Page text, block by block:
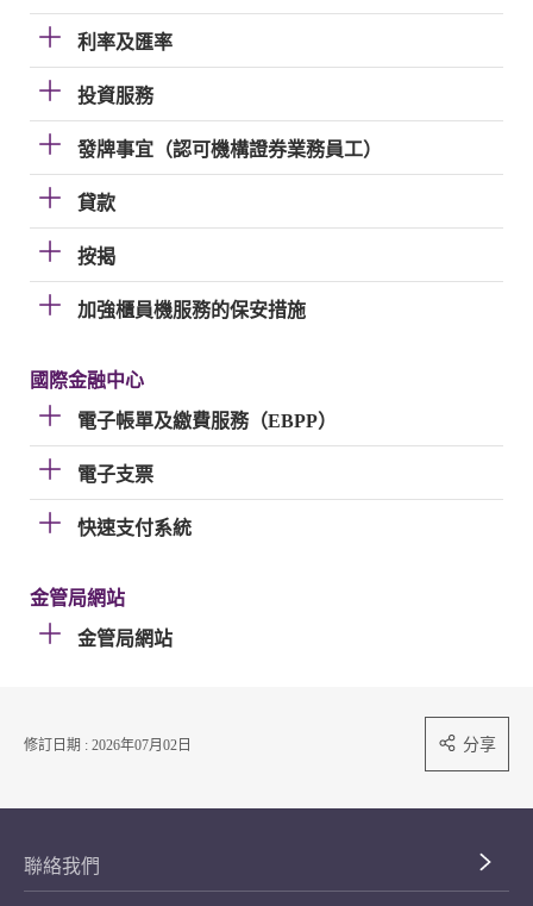
利率及匯率
投資服務
發牌事宜（認可機構證券業務員工）
貸款
按揭
加強櫃員機服務的保安措施
國際金融中心
電子帳單及繳費服務（EBPP）
電子支票
快速支付系統
金管局網站
金管局網站
修訂日期 : 2026年07月02日 分享
聯絡我們